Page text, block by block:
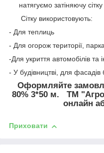
натягуємо затіняючу сітку
Сітку використовують:
- Для теплиць
- Для огорож території,
-Для укриття автомобілів та
- У будівництві, для фасадів
Оформляйте
80% 3*50 м. ТМ
онлайн
Приховати